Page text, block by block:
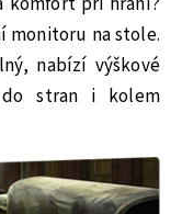
monitoru na stole.
nabízí výškové
do stran i kolem